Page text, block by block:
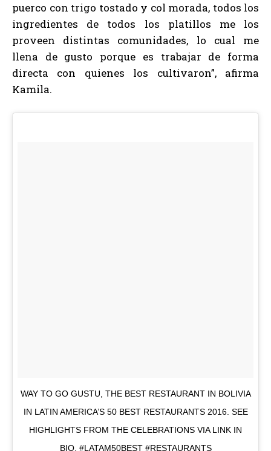
puerco con trigo tostado y col morada, todos los
ingredientes de todos los platillos me los
proveen distintas comunidades, lo cual me
llena de gusto porque es trabajar de forma
directa con quienes los cultivaron”, afirma
Kamila.
WAY TO GO GUSTU, THE BEST RESTAURANT IN BOLIVIA
IN LATIN AMERICA’S 50 BEST RESTAURANTS 2016. SEE
HIGHLIGHTS FROM THE CELEBRATIONS VIA LINK IN
BIO. #LATAM50BEST #RESTAURANTS